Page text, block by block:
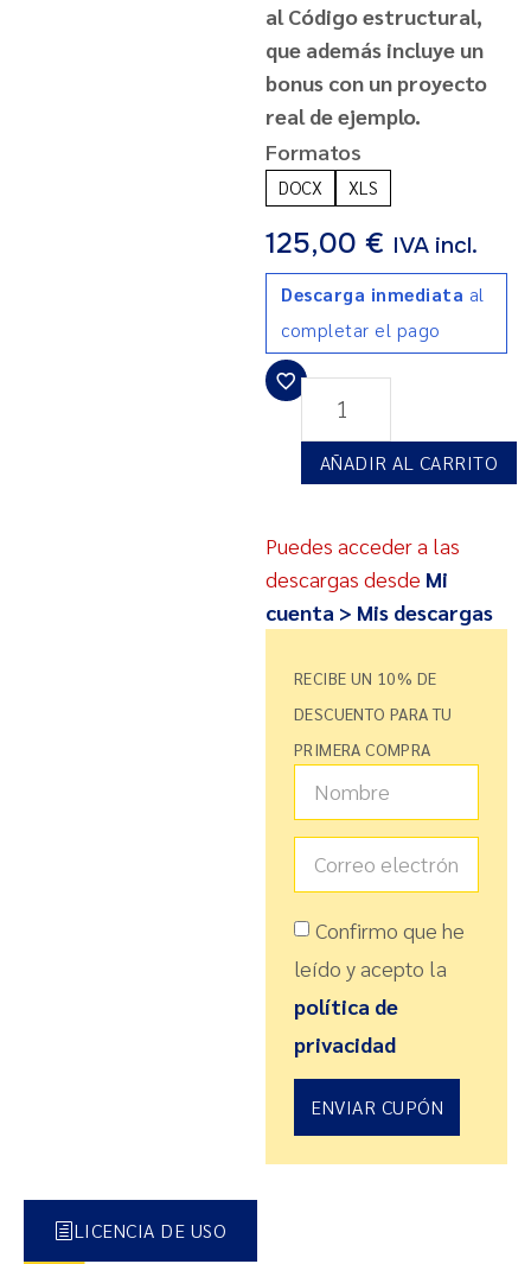
alCódigo estructural,
que además incluye un
bonus con un proyecto
real de ejemplo.
Formatos
DOCX XLS
125,00 € IVA incl.
Descarga inmediata al
completar el pago
AÑADIR AL CARRITO
Puedes acceder a las
descargas desde Mi
cuenta > Mis descargas
RECIBE UN 10% DE
DESCUENTO PARA TU
PRIMERA COMPRA
Confirmo que he
leído y acepto la
política de
privacidad
ENVIAR CUPÓN
LICENCIA DE USO